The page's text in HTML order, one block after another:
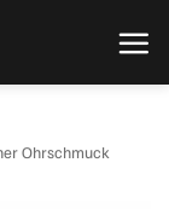
Ohrschmuck